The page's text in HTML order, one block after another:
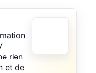
rien
et de